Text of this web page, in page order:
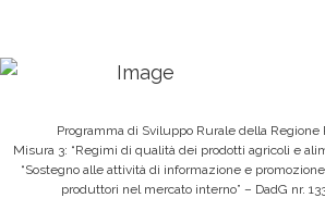
Programma di Sviluppo Rurale della
Misura 3: “Regimi di qualità dei prodotti agricoli e
“Sostegno alle attività di informazione e
produttori nel mercato interno” – DadG nr.